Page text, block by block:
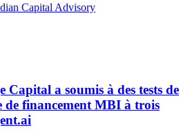
Capital Advisory
a soumis à des tests de
de financement MBI à trois